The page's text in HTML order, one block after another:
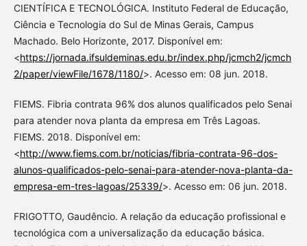
CIENTÍFICA E TECNOLÓGICA. Instituto Federal de Educação,
Ciência e Tecnologia do Sul de Minas Gerais, Campus
Machado. Belo Horizonte, 2017. Disponível em:
<https://jornada.ifsuldeminas.edu.br/index.php/jcmch2/jcmch
2/paper/viewFile/1678/1180/>. Acesso em: 08 jun. 2018.
FIEMS. Fibria contrata 96% dos alunos qualificados pelo Senai
para atender nova planta da empresa em Três Lagoas.
FIEMS. 2018. Disponível em:
<http://www.fiems.com.br/noticias/fibria-contrata-96-dos-
alunos-qualificados-pelo-senai-para-atender-nova-planta-da-
empresa-em-tres-lagoas/25339/>. Acesso em: 06 jun. 2018.
FRIGOTTO, Gaudêncio. A relação da educação profissional e
tecnológica com a universalização da educação básica.